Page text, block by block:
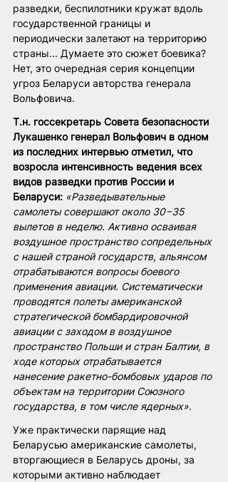
разведки, беспилотники кружат вдоль
государственной границы и
периодически залетают на территорию
страны... Думаете это сюжет боевика?
Нет, это очередная серия концепции
угроз Беларуси авторства генерала
Вольфовича.
Т.н. госсекретарь Совета безопасности
Лукашенко генерал Вольфович в одном
из последних интервью отметил, что
возросла интенсивность ведения всех
видов разведки против России и
Беларуси: «Разведывательные
самолеты совершают около 30−35
вылетов в неделю. Активно осваивая
воздушное пространство сопредельных
с нашей страной государств, альянсом
отрабатываются вопросы боевого
применения авиации. Систематически
проводятся полеты американской
стратегической бомбардировочной
авиации с заходом в воздушное
пространство Польши и стран Балтии, в
ходе которых отрабатывается
нанесение ракетно-бомбовых ударов по
объектам на территории Союзного
государства, в том числе ядерных».
Уже практически парящие над
Беларусью американские самолеты,
вторгающиеся в Беларусь дроны, за
которыми активно наблюдает